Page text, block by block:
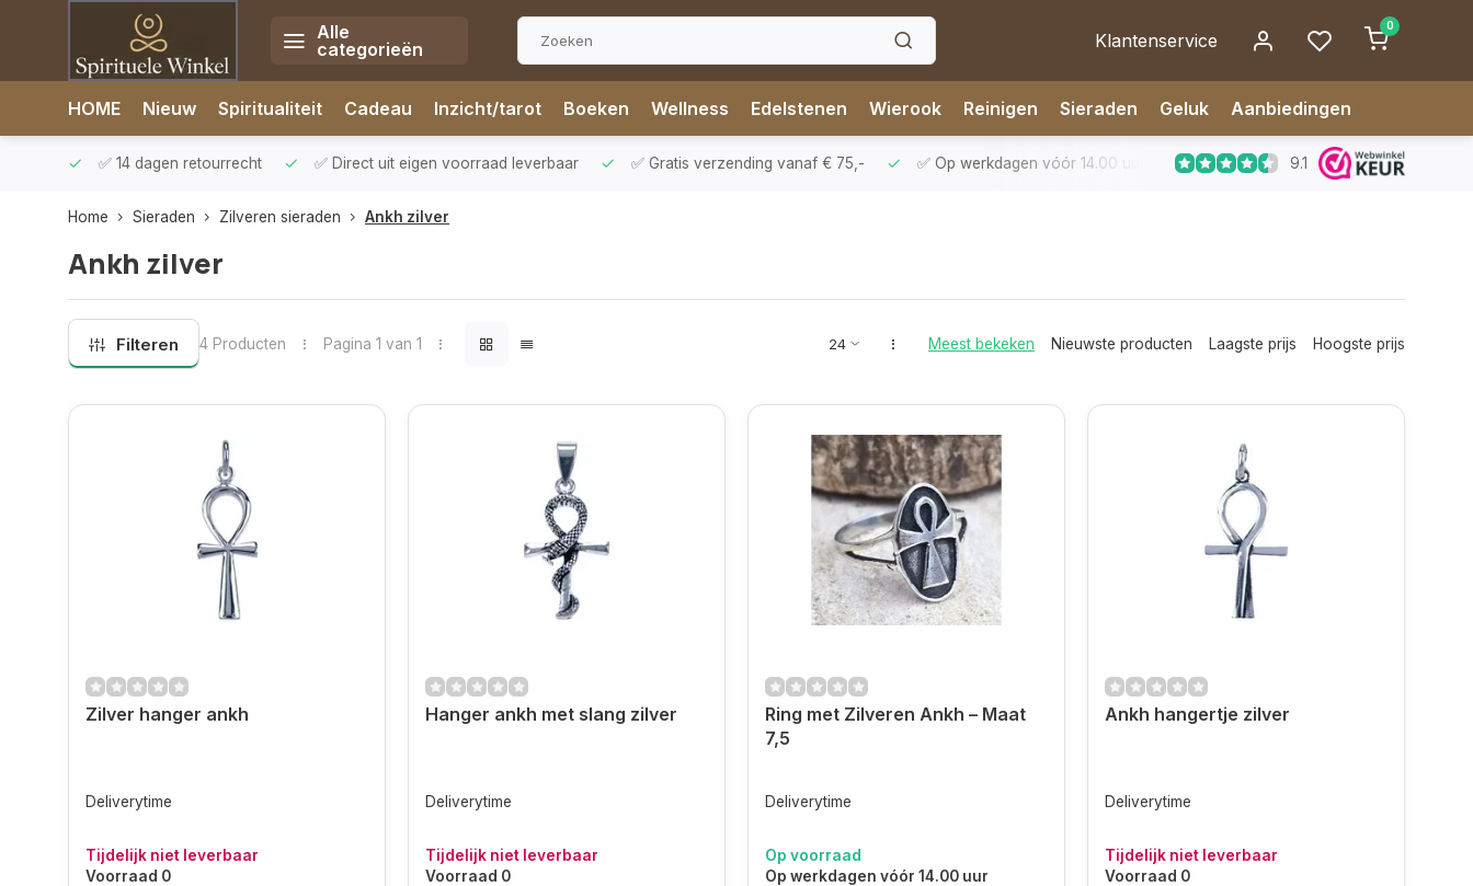
Alle
categorieën
Klantenservice
0
HOME Nieuw Spiritualiteit Cadeau Inzicht/tarot Boeken Wellness Edelstenen Wierook Reinigen Sieraden Geluk Aanbiedingen
✅ 14 dagen retourrecht ✅ Direct uit eigen voorraad leverbaar ✅ Gratis verzending vanaf € 75,- ✅ Op werkdagen vóór 14.00 uur besteld, zelfde dag verzonden
9.1
Home Sieraden Zilveren sieraden Ankh zilver
Ankh zilver
Filteren 4 Producten Pagina 1 van 1 Meest bekeken Nieuwste producten Laagste prijs Hoogste prijs
Zilver hanger ankh
Deliverytime
Tijdelijk niet leverbaar
Voorraad 0
Hanger ankh met slang zilver
Deliverytime
Tijdelijk niet leverbaar
Voorraad 0
Ring met Zilveren Ankh – Maat
7,5
Deliverytime
Op voorraad
Op werkdagen vóór 14.00 uur
Ankh hangertje zilver
Deliverytime
Tijdelijk niet leverbaar
Voorraad 0